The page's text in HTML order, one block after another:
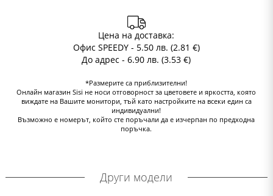
Цена на доставка:
Офис SPEEDY - 5.50 лв. (2.81 €)
До адрес - 6.90 лв. (3.53 €)
*Размерите са приблизителни!
Онлайн магазин Sisi не носи отговорност за цветовете и яркостта, която
виждате на Вашите монитори, тъй като настройките на всеки един са
индивидуални!
Възможно е номерът, който сте поръчали да е изчерпан по предходна
поръчка.
Други модели